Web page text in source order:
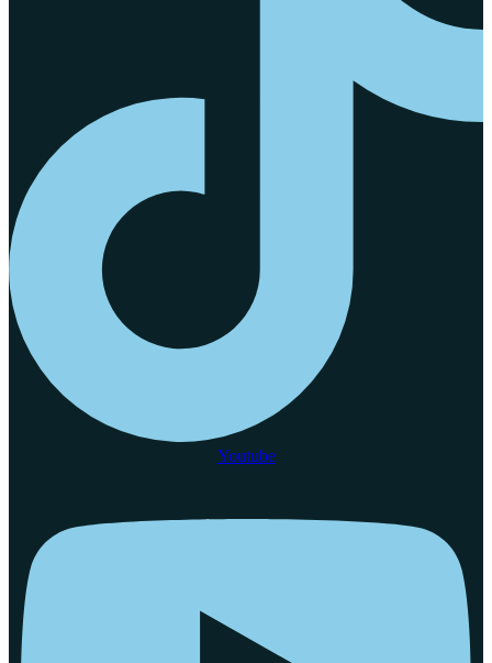
Youtube